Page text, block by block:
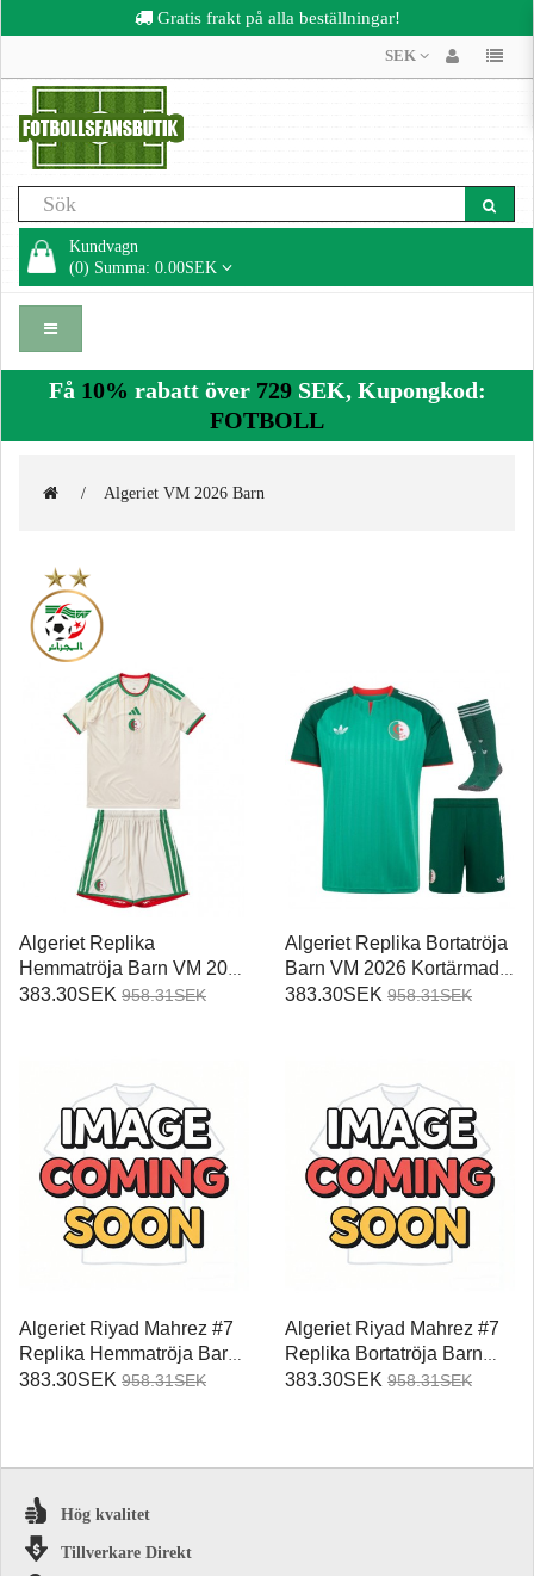
Gratis frakt på alla beställningar!
SEK
Kundvagn
(0) Summa: 0.00SEK
Få 10% rabatt över 729SEK, Kupongkod:
FOTBOLL
Algeriet VM 2026 Barn
Algeriet Replika
Hemmatröja Barn VM 2026
Kortärmad (+ Korta byxor)
383.30SEK 958.31SEK
Algeriet Replika Bortatröja
Barn VM 2026 Kortärmad
(+ Korta byxor)
383.30SEK 958.31SEK
Algeriet Riyad Mahrez #7
Replika Hemmatröja Barn
VM 2026 Kortärmad (+
383.30SEK 958.31SEK
Algeriet Riyad Mahrez #7
Replika Bortatröja Barn
VM 2026 Kortärmad (+
383.30SEK 958.31SEK
Hög kvalitet
Tillverkare Direkt